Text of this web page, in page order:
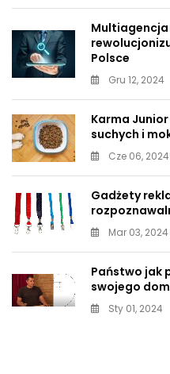
Multiagencja
Polsce
Gru 12, 2024
Karma
suchych i
Cze 06, 2024
Gadżety
Mar 03, 2024
Państwo jak
swojego
Sty 01, 2024